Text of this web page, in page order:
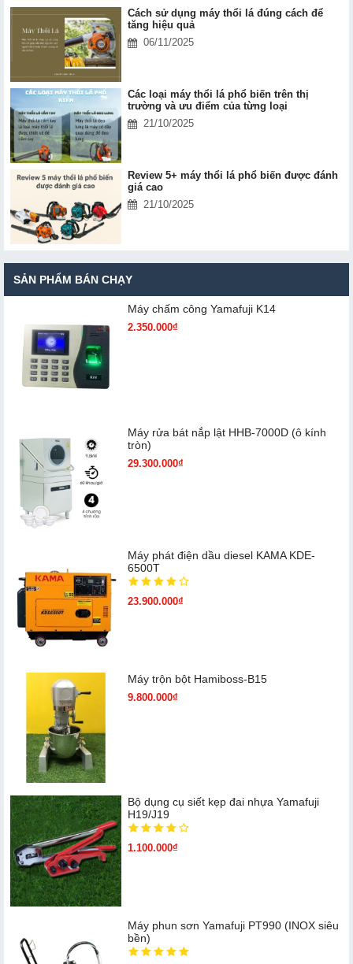
Cách sử dụng máy thổi lá đúng cách để
tăng hiệu quả
06/11/2025
Các loại máy thổi lá phổ biến trên thị
trường và ưu điểm của từng loại
21/10/2025
Review 5+ máy thổi lá phổ biến được đánh
giá cao
21/10/2025
SẢN PHẨM BÁN CHẠY
Máy chấm cô​ng Yamafuji K14
2.350.000₫
Máy rửa bát nắp lật HHB-7000D (ô kính
tròn)
29.300.000₫
Máy phát điện dầu diesel KAMA KDE-
6500T
23.900.000₫
Máy trộn bột Hamiboss-B15
9.800.000₫
Bộ dụng cụ siết kẹp đai nhựa Yamafuji
H19/J19
1.100.000₫
Máy phun sơn Yamafuji PT990 (INOX siêu
bền)